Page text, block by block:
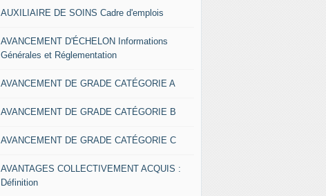
AUXILIAIRE DE SOINS Cadre d'emplois
AVANCEMENT D'ÉCHELON Informations
Générales et Réglementation
AVANCEMENT DE GRADE CATÉGORIE A
AVANCEMENT DE GRADE CATÉGORIE B
AVANCEMENT DE GRADE CATÉGORIE C
AVANTAGES COLLECTIVEMENT ACQUIS :
Définition